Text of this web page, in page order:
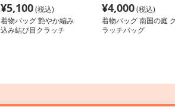
¥5,100(税込)
着物バッグ 艶やか編み
込み結び目クラッチ
¥4,000(税込)
着物バッグ 南国の庭
ラッチバッグ